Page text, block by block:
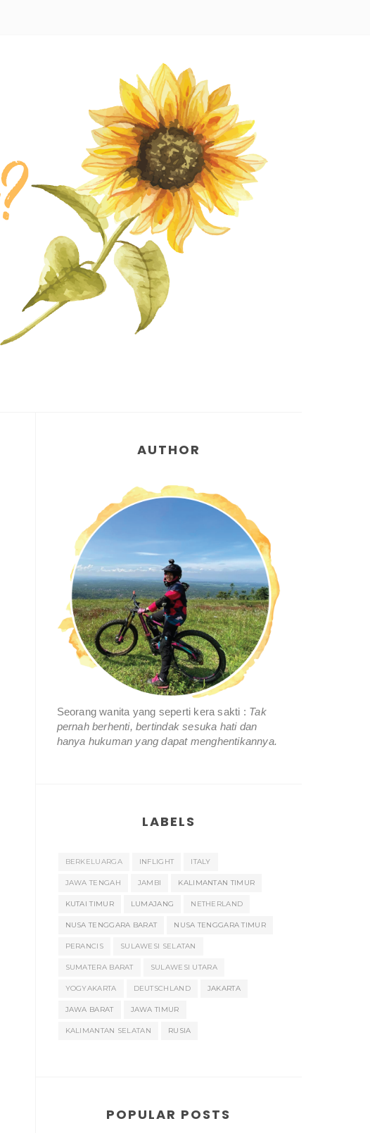
AUTHOR
Seorang wanita yang seperti kera sakti : Tak
pernah berhenti, bertindak sesuka hati dan
hanya hukuman yang dapat menghentikannya.
LABELS
BERKELUARGA INFLIGHT ITALY
JAWA TENGAH JAMBI KALIMANTAN TIMUR
KUTAI TIMUR LUMAJANG NETHERLAND
NUSA TENGGARA BARAT NUSA TENGGARA TIMUR
PERANCIS SULAWESI SELATAN
SUMATERA BARAT SULAWESI UTARA
YOGYAKARTA DEUTSCHLAND JAKARTA
JAWA BARAT JAWA TIMUR
KALIMANTAN SELATAN RUSIA
POPULAR POSTS